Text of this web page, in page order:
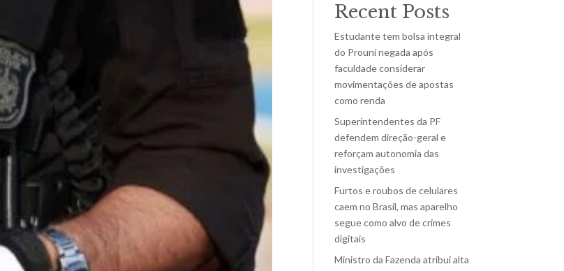
Recent Posts
Estudante tem bolsa integral
do Prouni negada após
faculdade considerar
movimentações de apostas
como renda
Superintendentes da PF
defendem direção-geral e
reforçam autonomia das
investigações
Furtos e roubos de celulares
caem no Brasil, mas aparelho
segue como alvo de crimes
digitais
Ministro da Fazenda atribui alta